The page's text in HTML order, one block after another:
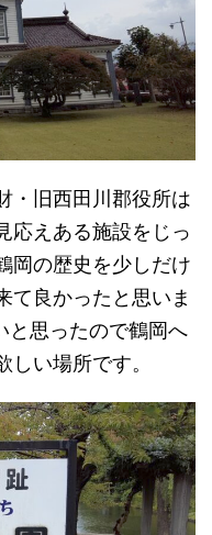
・旧西田川郡役所は
応えある施設をじっ
岡の歴史を少しだけ
て良かったと思いま
と思ったので鶴岡へ
い場所です。